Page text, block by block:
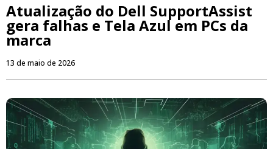
Atualização do Dell SupportAssist
gera falhas e Tela Azul em PCs da
marca
13 de maio de 2026